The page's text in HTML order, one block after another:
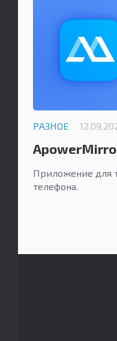
РАЗНОЕ
Приложение для
телефона.